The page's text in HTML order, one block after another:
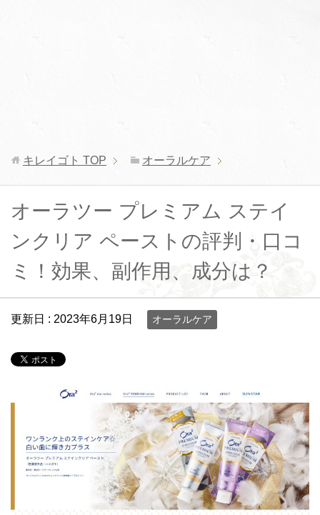
キレイゴト TOP オーラルケア
オーラツー プレミアム ステイ
ンクリア ペーストの評判・口コ
ミ！効果、副作用、成分は？
更新日 : 2023年6月19日 オーラルケア